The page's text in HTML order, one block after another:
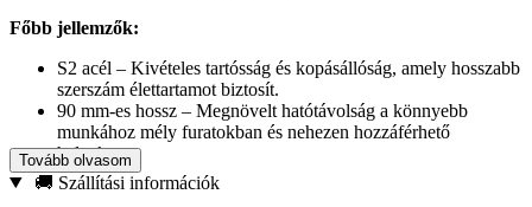
Főbb jellemzők:
S2 acél – Kivételes tartósság és kopásállóság, amely hosszabb
szerszám élettartamot biztosít.
90 mm-es hossz – Megnövelt hatótávolság a könnyebb
munkához mély furatokban és nehezen hozzáférhető
helyeken.
Mágneses hegy – Biztonságosan tartja a csavarokat,
csökkentve az elejtésük kockázatát.
Tovább olvasom
🚚 Szállítási információk